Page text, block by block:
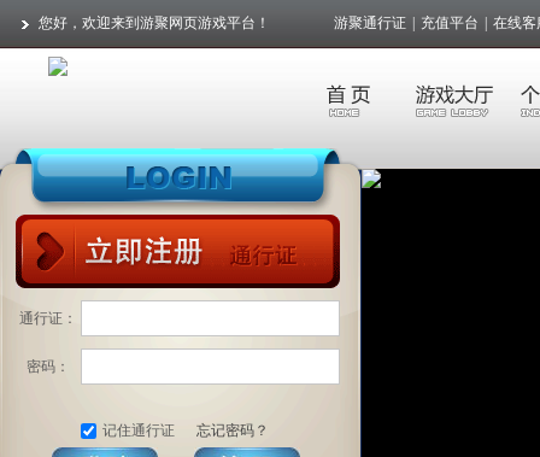
您好，欢迎来到游聚网页游戏平台！ 游聚通行证 充值平台 在线客
通行证：
密码：
记住通行证 忘记密码？